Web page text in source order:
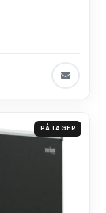
PÅ LAGER